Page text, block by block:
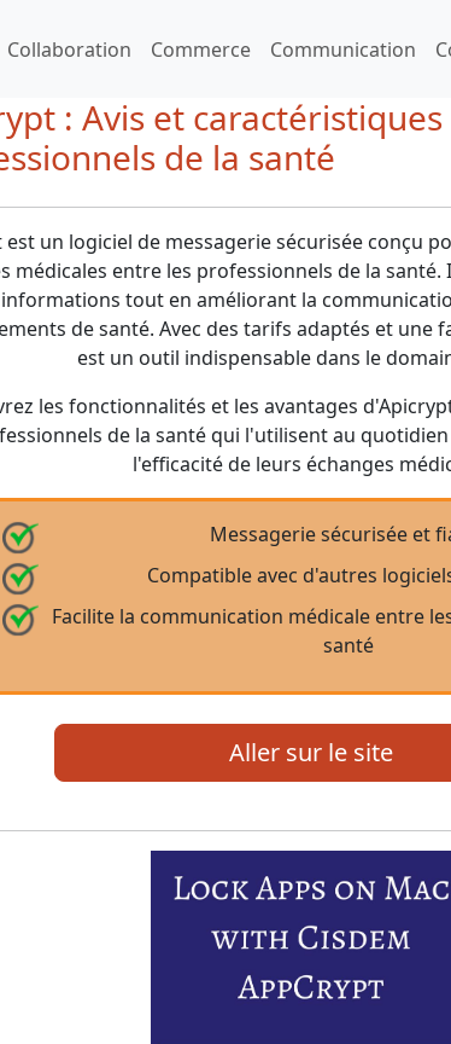
Collaboration Commerce Communication
: Avis et
de la santé
est un logiciel de messagerie sécurisée conçu
médicales entre les professionnels de la
tout en améliorant la
de santé. Avec des tarifs adaptés et une
est un outil indispensable dans le
les fonctionnalités et les avantages
de la santé qui l'utilisent au
l'efficacité de leurs échanges
Messagerie sécurisée et
Compatible avec d'autres
Facilite la communication médicale entre
santé
Aller sur le site